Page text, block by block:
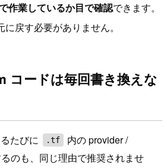
作業しているか目で確認できます。
戻す必要がありません。
コードは毎回書き換えな
たびに .tf
内の provider /
のも、同じ理由で推奨されませ